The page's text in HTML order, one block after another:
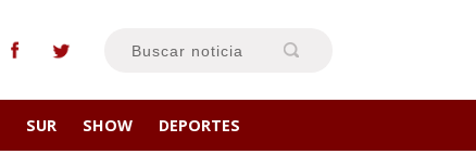
SUR SHOW DEPORTES